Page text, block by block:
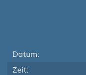
Datum:
Zeit: